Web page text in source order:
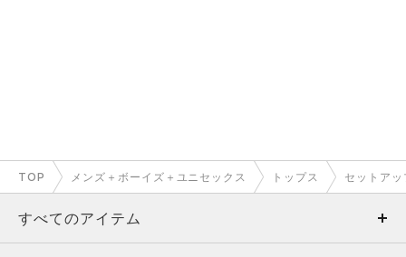
TOP メンズ＋ボーイズ＋ユニセックス トップス セットアッ
すべてのアイテム